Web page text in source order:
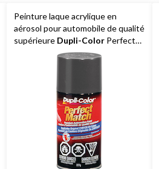
Peinture laque acrylique en
aérosol pour automobile de qualité
supérieure Dupli-ColorPerfect
Match, gris minéral, 227 g